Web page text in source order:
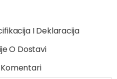
I Deklaracija
O Dostavi